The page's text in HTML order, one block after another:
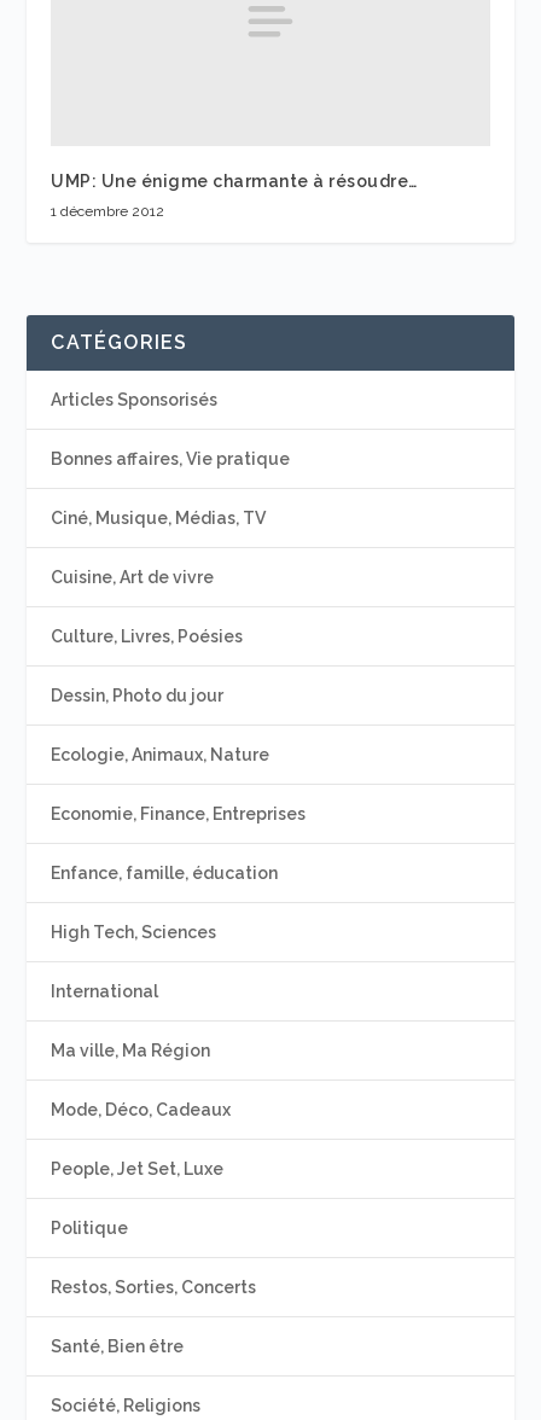
UMP: Une énigme charmante à résoudre…
1 décembre 2012
CATÉGORIES
Articles Sponsorisés
Bonnes affaires, Vie pratique
Ciné, Musique, Médias, TV
Cuisine, Art de vivre
Culture, Livres, Poésies
Dessin, Photo du jour
Ecologie, Animaux, Nature
Economie, Finance, Entreprises
Enfance, famille, éducation
High Tech, Sciences
International
Ma ville, Ma Région
Mode, Déco, Cadeaux
People, Jet Set, Luxe
Politique
Restos, Sorties, Concerts
Santé, Bien être
Société, Religions